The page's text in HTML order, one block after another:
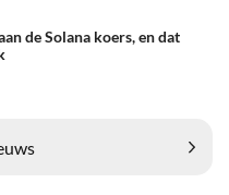
de Solana koers, en dat